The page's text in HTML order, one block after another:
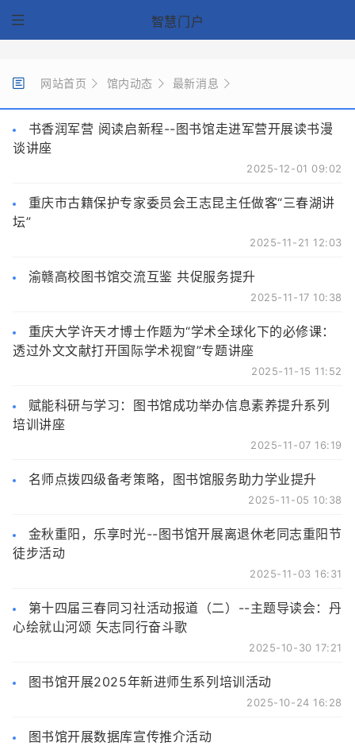
智慧门户
网站首页 馆内动态 最新消息
书香润军营 阅读启新程--图书馆走进军营开展读书漫
谈讲座
2025-12-01 09:02
重庆市古籍保护专家委员会王志昆主任做客“三春湖讲
坛”
2025-11-21 12:03
渝赣高校图书馆交流互鉴 共促服务提升
2025-11-17 10:38
重庆大学许天才博士作题为“学术全球化下的必修课：
透过外文文献打开国际学术视窗”专题讲座
2025-11-15 11:52
赋能科研与学习：图书馆成功举办信息素养提升系列
培训讲座
2025-11-07 16:19
名师点拨四级备考策略，图书馆服务助力学业提升
2025-11-05 10:38
金秋重阳，乐享时光--图书馆开展离退休老同志重阳节
徒步活动
2025-11-03 16:31
第十四届三春同习社活动报道（二）--主题导读会：丹
心绘就山河颂 矢志同行奋斗歌
2025-10-30 17:21
图书馆开展2025年新进师生系列培训活动
2025-10-24 16:28
图书馆开展数据库宣传推介活动